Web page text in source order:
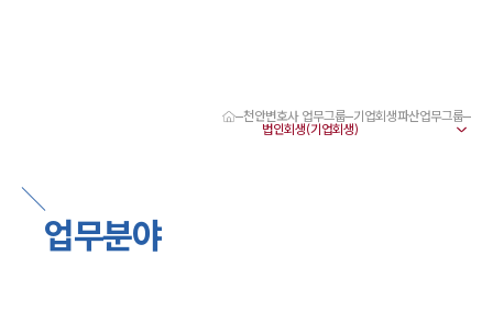
천안형사전문변호사
천안이혼전문변호사
천안학교폭력변호사
천안변호사 업무그룹 기업회생파산업무그룹
업무분야